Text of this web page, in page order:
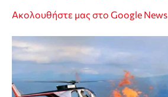
Ακολουθήστε μας στο Google News